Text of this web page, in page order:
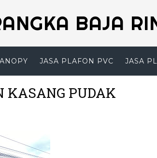
BAJA
JASA PLAFON PVC JASA
KASANG PUDAK